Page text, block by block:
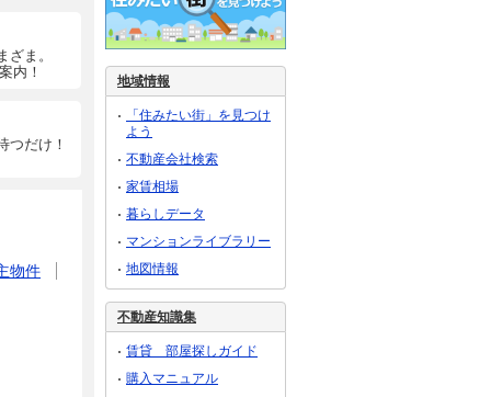
ま。
内！
つだけ！
物件
地域情報
「住みたい街」を見つけ
よう
不動産会社検索
家賃相場
暮らしデータ
マンションライブラリー
地図情報
不動産知識集
賃貸 部屋探しガイド
購入マニュアル